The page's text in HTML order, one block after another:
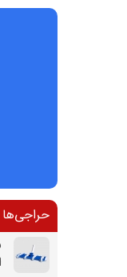
حراجی‌ها